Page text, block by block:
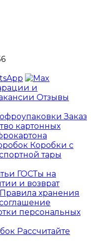
и
Отзывы
Заказ
картонных
Коробки с
тары
ГОСТы на
и возврат
Правила хранения
персональных
Рассчитайте